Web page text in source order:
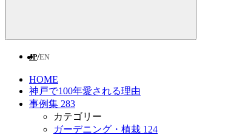
JP/EN
HOME
神戸で100年愛される理由
事例集 283
カテゴリー
ガーデニング・植栽 124